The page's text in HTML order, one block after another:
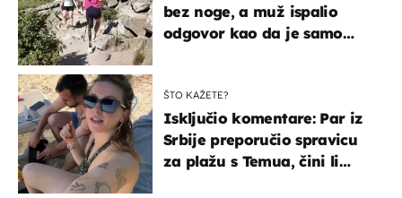
bez noge, a muž ispalio
odgovor kao da je samo
ŠTO KAŽETE?
Isključio komentare: Par iz
Srbije preporučio spravicu
za plažu s Temua, čini li